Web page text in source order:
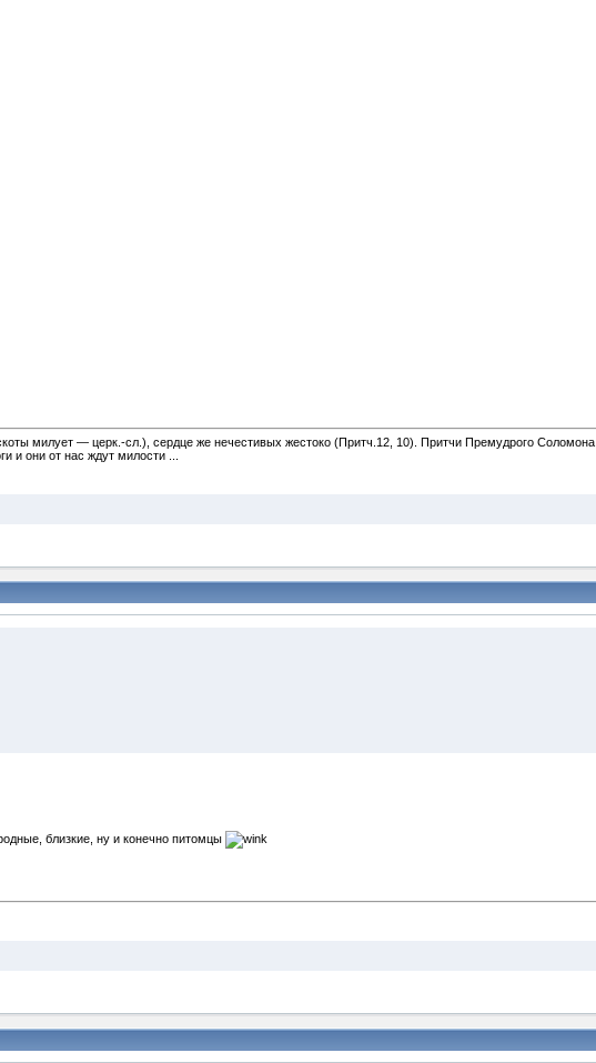
милует ― церк.-сл.), сердце же нечестивых жестоко (Притч.12, 10). Притчи Премудрого Соломона .
и они от нас ждут милости ...
близкие, ну и конечно питомцы